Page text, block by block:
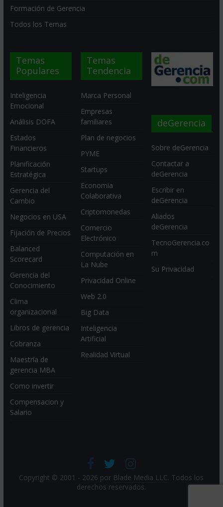
Formación de Gerencia
Todos los Temas
Temas
Populares
Inteligencia
Emocional
Análisis DOFA
Estados
Financieros
Planificación
Estratégica
Gerencia del
Cambio
Negocios en USA
Fijación de Precios
Balanced
Scorecard
Gerencia del
Conocimiento
Clima
organizacional
Libros de gerencia
Cobranza
Maestría de
gerencia MBA
Como invertir
Compensacion y
Salario
Temas
Tendencia
Marca Personal
Empresas
familiares
Plan de negocios
PYME
Startups
Economia
Colaborativa
Criptomonedas
Comercio
Electrónico
Computación en
La Nube
Privacidad Online
Web 2.0
Big Data
Inteligencia
Artificial
Realidad Virtual
deGerencia
Sobre deGerencia
Contactar a
deGerencia
Escribir en
deGerencia
Aliados
deGerencia
TecnoGerencia.co
m
Su Privacidad
Copyright © 2001 - 2026 por Blade Media LLC. Todos los
derechos reservados.